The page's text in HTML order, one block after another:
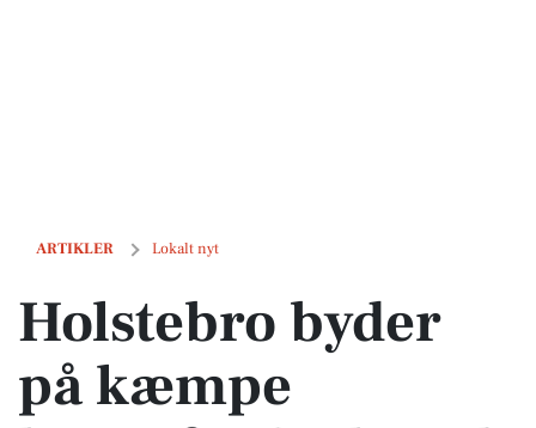
ARTIKLER Lokalt nyt
Holstebro byder på kæmpe børnefestival med shows, aktiviteter og
Holstebro byder
på kæmpe